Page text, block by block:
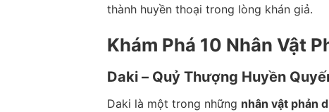
thành huyền thoại trong lòng khán giả.
Khám Phá 10 Nhân Vật
Daki – Quỷ Thượng Huyền
Daki là một trong những nhân vật phản